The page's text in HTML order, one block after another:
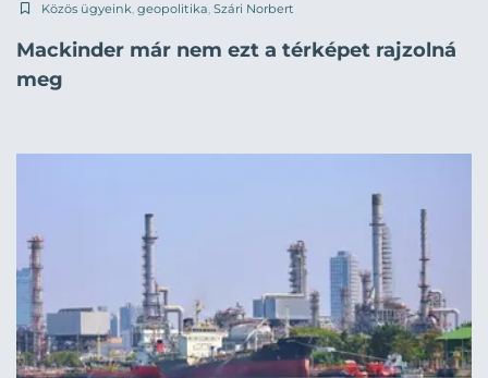
Közös ügyeink, geopolitika, Szári Norbert
Mackinder már nem ezt a térképet rajzolná
meg